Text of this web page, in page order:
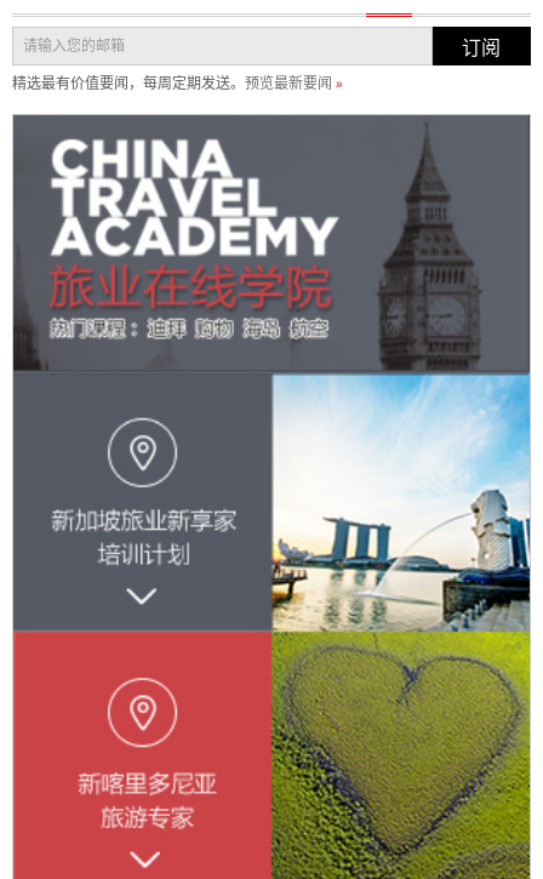
订阅
精选最有价值要闻，每周定期发送。 预览最新要闻 »